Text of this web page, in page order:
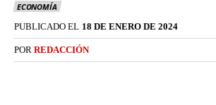
ECONOMÍA
PUBLICADO EL 18 DE ENERO DE 2024
POR REDACCIÓN